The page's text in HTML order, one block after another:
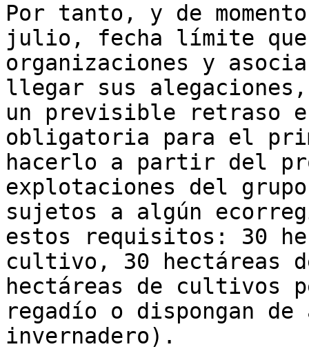
Por tanto, y de
julio, fecha límite que
organizaciones y
llegar sus alegaciones,
un previsible retraso
obligatoria para el
hacerlo a partir del
explotaciones del
sujetos a algún
estos requisitos: 30
cultivo, 30 hectáreas
hectáreas de cultivos
regadío o dispongan
invernadero).